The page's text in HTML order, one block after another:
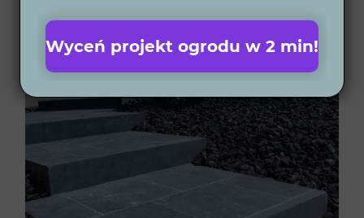
Wyceń projekt ogrodu w 2 min!